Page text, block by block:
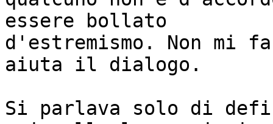
essere bollato
d'estremismo. Non mi
aiuta il dialogo.
Si parlava solo di